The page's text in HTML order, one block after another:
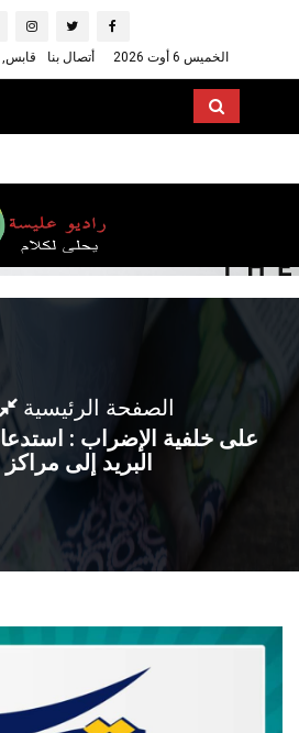
الخميس 6 أوت 2026 أتصال بنا قابس, Min:29
الصفحة الرئيسية
على خلفية الإضراب :
البريد إلى مراكز